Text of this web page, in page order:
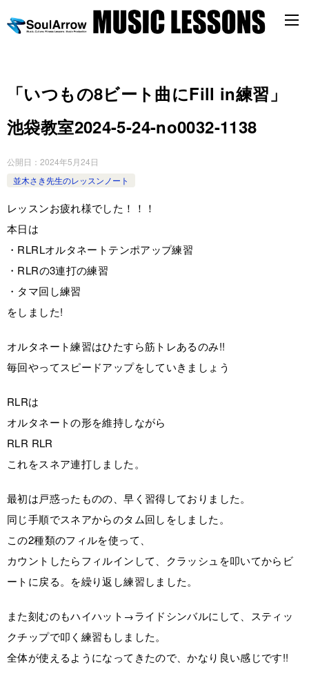
「いつもの8ビート曲にFill in練習」
池袋教室2024-5-24-­no0032-­1138
公開日： 2024年5月24日
並木さき先生のレッスンノート
レッスンお疲れ様でした！！！
本日は
・RLRLオルタネートテンポアップ練習
・RLRの3連打の練習
・タマ回し練習
をしました!
オルタネート練習はひたすら筋トレあるのみ!!
毎回やってスピードアップをしていきましょう
RLRは
オルタネートの形を維持しながら
RLR RLR
これをスネア連打しました。
最初は戸惑ったものの、早く習得しておりました。
同じ手順でスネアからのタム回しをしました。
この2種類のフィルを使って、
カウントしたらフィルインして、クラッシュを叩いてからビ
ートに戻る。を繰り返し練習しました。
また刻むのもハイハット→ライドシンバルにして、スティッ
クチップで叩く練習もしました。
全体が使えるようになってきたので、かなり良い感じです!!